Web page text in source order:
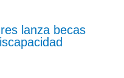
lanza becas